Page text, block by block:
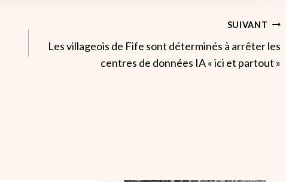
SUIVANT
Les villageois de Fife sont déterminés à arrêter les
centres de données IA « ici et partout »